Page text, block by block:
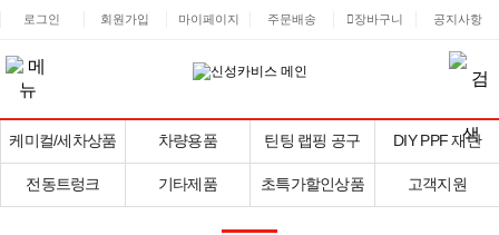
로그인 회원가입 마이페이지 주문배송 장바구니 공지사항
케미컬/세차상품 차량용품 틴팅 랩핑 공구 DIY PPF 재단
전동트렁크 기타제품 초특가할인상품 고객지원